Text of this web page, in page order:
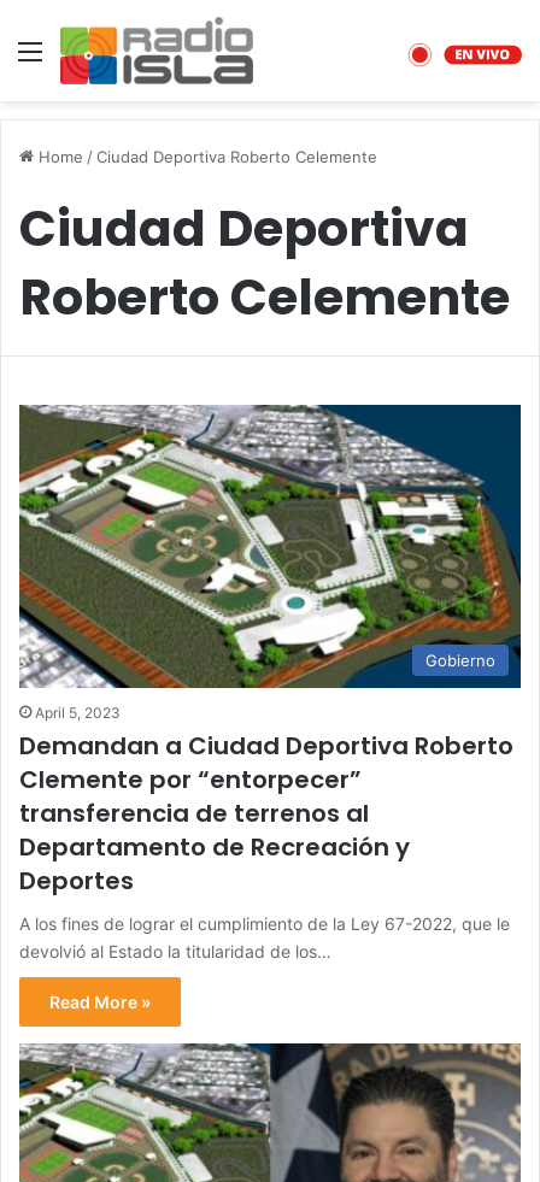
Menu
Home /Ciudad Deportiva Roberto Celemente
Ciudad Deportiva
Roberto Celemente
Gobierno
April 5, 2023
Demandan a Ciudad Deportiva Roberto
Clemente por “entorpecer”
transferencia de terrenos al
Departamento de Recreación y
Deportes
A los fines de lograr el cumplimiento de la Ley 67-2022, que le
devolvió al Estado la titularidad de los…
Read More »